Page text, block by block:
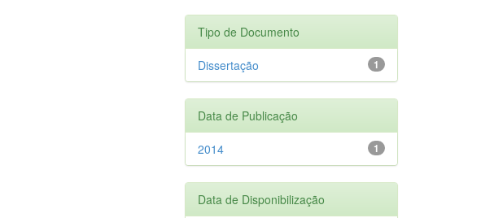
Tipo de Documento
1
Dissertação
Data de Publicação
1
2014
Data de Disponibilização